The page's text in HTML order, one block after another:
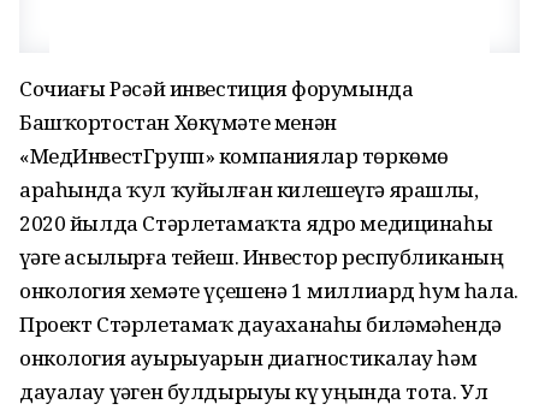
Сочиҙағы Рәсәй инвестиция форумында
Башҡортостан Хөкүмәте менән
«МедИнвестГрупп» компаниялар төркөмө
араһында ҡул ҡуйылған килешеүгә ярашлы,
2020 йылда Стәрлетамаҡта ядро медицинаһы
үҙәге асылырға тейеш. Инвестор республиканың
онкология хеҙмәте үҫешенә 1 миллиард һум һала.
Проект Стәрлетамаҡ дауаханаһы биләмәһендә
онкология ауырыуҙарын диагностикалау һәм
дауалау үҙәген булдырыуҙы күҙ уңында тота. Ул